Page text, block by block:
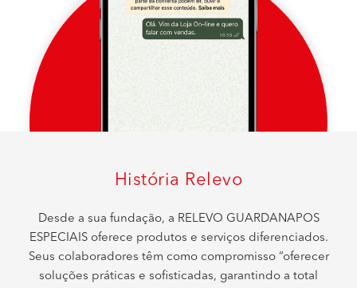
História Relevo
Desde a sua fundação, a RELEVO GUARDANAPOS
ESPECIAIS oferece produtos e serviços diferenciados.
Seus colaboradores têm como compromisso “oferecer
soluções práticas e sofisticadas, garantindo a total